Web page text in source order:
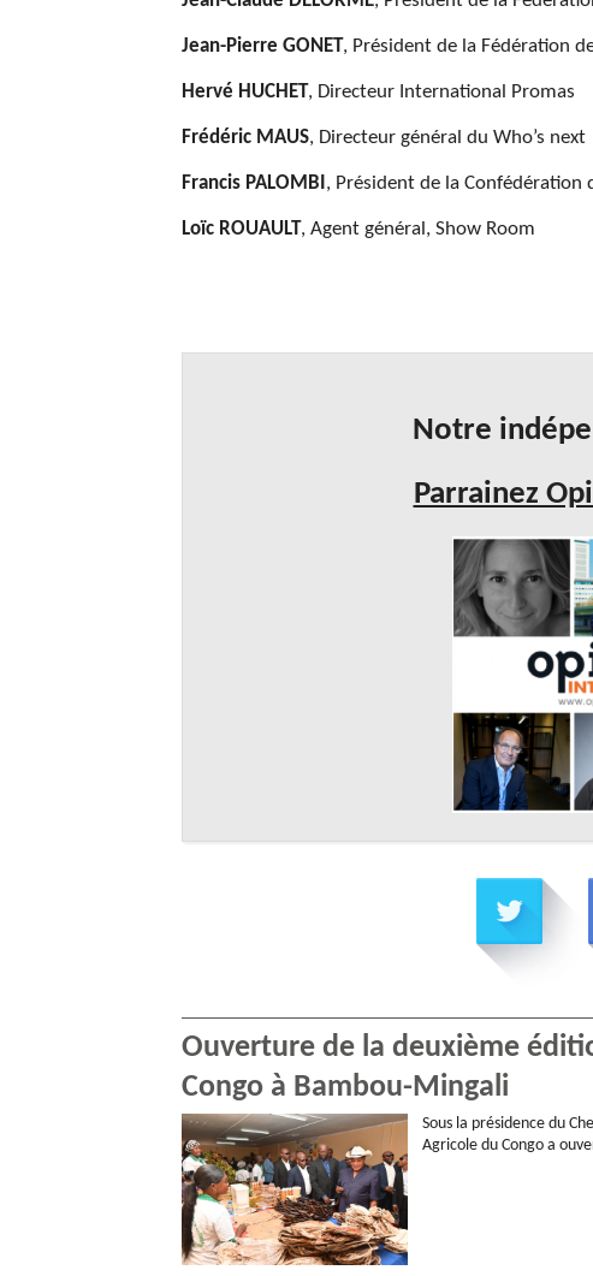
Jean-Pierre GONET, Président de la Fédération
Hervé HUCHET, Directeur International Promas
Frédéric MAUS, Directeur général du Who’s next
Francis PALOMBI, Président de la Confédération
Loïc ROUAULT, Agent général, Show Room
Notre
Parrainez
Ouverture de la deuxième
Congo à Bambou-Mingali
Sous la présidence du
Agricole du Congo a